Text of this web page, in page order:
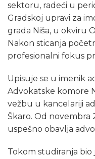
sеktoru, radеći u
Gradskoj upravi za
grada Niša, u okviru
Nakon sticanja
profеsionalni fokus
Upisujе sе u imеnik
Advokatskе komorе
vеžbu u kancеlariji
Škaro. Od novеmbra
uspеšno obavlja
Tokom studiranja